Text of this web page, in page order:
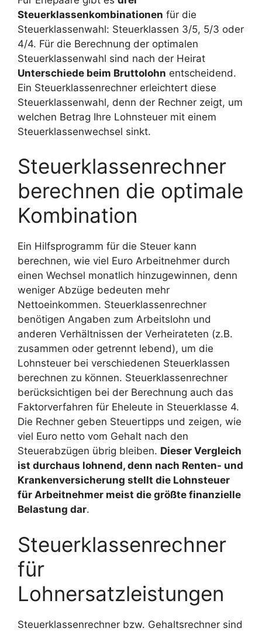
Steuerklassenkombinationen für die
Steuerklassenwahl: Steuerklassen 3/5, 5/3 oder
4/4. Für die Berechnung der optimalen
Steuerklassenwahl sind nach der Heirat
Unterschiede beim Bruttolohn entscheidend.
Ein Steuerklassenrechner erleichtert diese
Steuerklassenwahl, denn der Rechner zeigt, um
welchen Betrag Ihre Lohnsteuer mit einem
Steuerklassenwechsel sinkt.
Steuerklassenrechner
berechnen die optimale
Kombination
Ein Hilfsprogramm für die Steuer kann
berechnen, wie viel Euro Arbeitnehmer durch
einen Wechsel monatlich hinzugewinnen, denn
weniger Abzüge bedeuten mehr
Nettoeinkommen. Steuerklassenrechner
benötigen Angaben zum Arbeitslohn und
anderen Verhältnissen der Verheirateten (z.B.
zusammen oder getrennt lebend), um die
Lohnsteuer bei verschiedenen Steuerklassen
berechnen zu können. Steuerklassenrechner
berücksichtigen bei der Berechnung auch das
Faktorverfahren für Eheleute in Steuerklasse 4.
Die Rechner geben Steuertipps und zeigen, wie
viel Euro netto vom Gehalt nach den
Steuerabzügen übrig bleiben. Dieser Vergleich
ist durchaus lohnend, denn nach Renten- und
Krankenversicherung stellt die Lohnsteuer
für Arbeitnehmer meist die größte finanzielle
Belastung dar.
Steuerklassenrechner
für
Lohnersatzleistungen
Steuerklassenrechner bzw. Gehaltsrechner sind